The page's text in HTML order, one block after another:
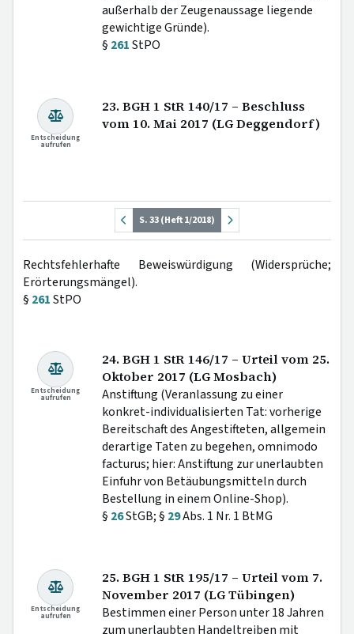
außerhalb der Zeugenaussage liegende
gewichtige Gründe).
§ 261StPO
Entscheidung
aufrufen
23. BGH 1 StR 140/17 – Beschluss
vom 10. Mai 2017 (LG Deggendorf)
S. 33 (Heft 1/2018)
Rechtsfehlerhafte Beweiswürdigung (Widersprüche;
Erörterungsmängel).
§ 261StPO
Entscheidung
aufrufen
24. BGH 1 StR 146/17 – Urteil vom 25.
Oktober 2017 (LG Mosbach)
Anstiftung (Veranlassung zu einer
konkret-individualisierten Tat: vorherige
Bereitschaft des Angestifteten, allgemein
derartige Taten zu begehen, omnimodo
facturus; hier: Anstiftung zur unerlaubten
Einfuhr von Betäubungsmitteln durch
Bestellung in einem Online-Shop).
§ 26StGB; § 29Abs. 1 Nr. 1 BtMG
Entscheidung
aufrufen
25. BGH 1 StR 195/17 – Urteil vom 7.
November 2017 (LG Tübingen)
Bestimmen einer Person unter 18 Jahren
zum unerlaubten Handeltreiben mit